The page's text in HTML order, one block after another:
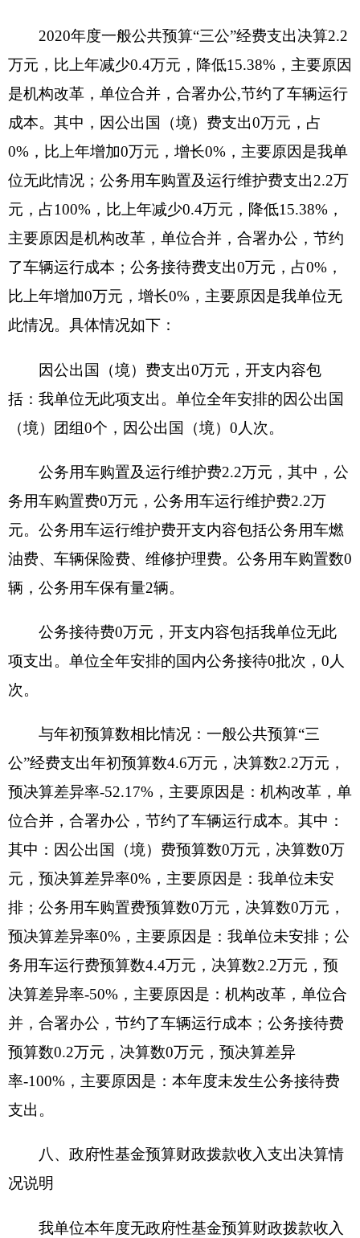
八、政府性基金预算财政拨款收入支出决算情
况说明
我单位本年度无政府性基金预算财政拨款收入
支出，政府性基金预算财政拨款收入支出决算表为
空表。
九、国有资本经营预算财政拨款收入支出决算
情况说明
我单位本年度无国有资本经营预算财政拨款收
入支出，国有资本经营预算财政拨款收入支出决算
表为空表。
（一）机关运行经费支出情况
2020年度克州政务服务和公共资源交易中心日
长75.07%，主要原因是机构改革，单位合并，合署
办公。
（二）政府采购情况
政府采购货物支出34.32万元、政府采购工程支出5
万元、政府采购服务支出54.08万元。
授予中小企业合同金额0万元，占政府采购支
出总额的0%，其中：授予小微企业合同金额0万
（三）国有资产占用情况说明
截止2020年12月31日，单位共有房屋0（平方
中：副部（省）级及以上领导用车0辆、主要领导干
部用车0辆、机要通信用车0辆、应急保障用车0
辆、执法执勤用车0辆、特种专业技术用车0辆、离
退休干部用车0辆、其他用车2辆，其他用车主要
是：公务用车；单位价值50万元以上通用设备1台
（套）。
根据预算绩效管理要求，我单位2020年度开展
预算绩效评价项目3个，共涉及资金39.05万元。
预算绩效管理取得的成效：一是顺利实现了“制
标，确保参加评价的每一笔资金都能“看得明白，查
得清楚，理得顺畅，用得放心”；二是对照项目资金
情况进行分析，及时掌握绩效目标的完成情况、实